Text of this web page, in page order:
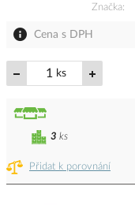
Značka
Cena s DPH
ks
Přidat k porovnání
3 ks